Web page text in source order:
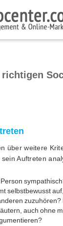
über weitere
Auftreten
selbstbewusst
zuzuhören?
auch ohne